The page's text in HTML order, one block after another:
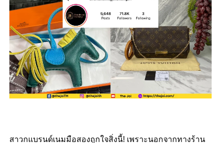
สาวกแบรนด์เนมมือสองถูกใจสิ่งนี้! เพราะนอกจากทางร้าน